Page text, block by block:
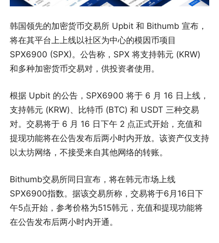
韩国领先的加密货币交易所 Upbit 和 Bithumb 宣布，
将在其平台上上线以社区为中心的模因币项目
SPX6900 (SPX)。公告称，SPX 将支持韩元 (KRW)
和多种加密货币交易对，供投资者使用。
根据 Upbit 的公告，SPX6900 将于 6 月 16 日上线，
支持韩元 (KRW)、比特币 (BTC) 和 USDT 三种交易
对。交易将于 6 月 16 日下午 2 点正式开始，充值和
提现功能将在公告发布后两小时内开放。该资产仅支持
以太坊网络，不接受来自其他网络的转账。
Bithumb交易所同日宣布，将在韩元市场上线
SPX6900指数。据该交易所称，交易将于6月16日下
午5点开始，参考价格为515韩元，充值和提现功能将
在公告发布后两小时内开通。